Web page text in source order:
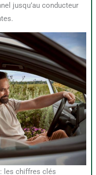
jusqu’au conducteur
les chiffres clés